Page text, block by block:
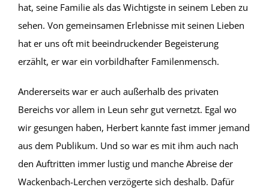
hat, seine Familie als das Wichtigste in seinem Leben zu
sehen. Von gemeinsamen Erlebnisse mit seinen Lieben
hat er uns oft mit beeindruckender Begeisterung
erzählt, er war ein vorbildhafter Familenmensch.
Andererseits war er auch außerhalb des privaten
Bereichs vor allem in Leun sehr gut vernetzt. Egal wo
wir gesungen haben, Herbert kannte fast immer jemand
aus dem Publikum. Und so war es mit ihm auch nach
den Auftritten immer lustig und manche Abreise der
Wackenbach-Lerchen verzögerte sich deshalb. Dafür